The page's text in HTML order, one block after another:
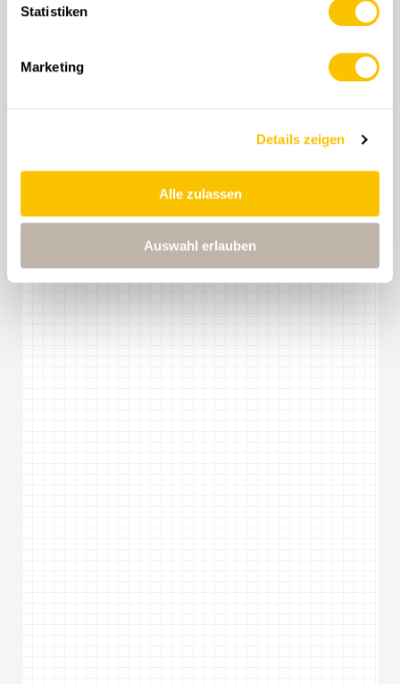
Statistiken
Marketing
Details zeigen
Alle zulassen
Auswahl erlauben